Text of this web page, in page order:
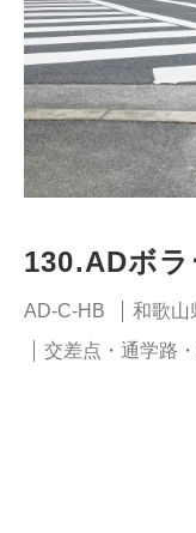
130.ADボラ
AD-C-HB 和歌山
交差点・通学路